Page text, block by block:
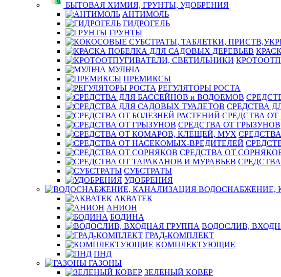
БЫТОВАЯ ХИМИЯ, ГРУНТЫ, УДОБРЕНИЯ
АНТИМОЛЬ
ГИДРОГЕЛЬ
ГРУНТЫ
МУЛЬЧА
ПРЕМИКСЫ
РЕГУЛЯТОРЫ РОСТА
СРЕДСТВА
СРЕДСТВА ОТ
СРЕДСТВА ОТ ГРЫЗУНОВ
СРЕДСТВА ОТ
СУБСТРАТЫ
УДОБРЕНИЯ
ВОДОСНАБЖЕНИЕ,
АКВАТЕК
АНИОН
БОДИНА
ВОДОСЛИВ,
ГРАД-КОМПЛЕКТ
КОМПЛЕКТУЮЩИЕ
ПНД
ГАЗОНЫ
ЗЕЛЕНЫЙ КОВЕР